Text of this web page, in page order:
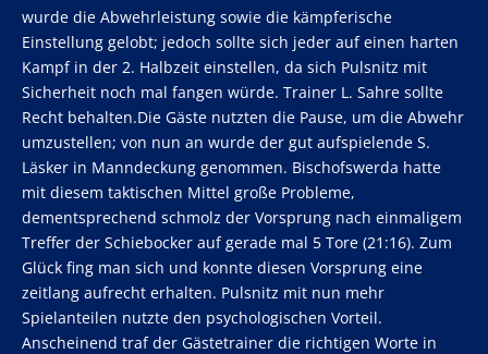
wurde die Abwehrleistung sowie die kämpferische
Einstellung gelobt; jedoch sollte sich jeder auf einen harten
Kampf in der 2. Halbzeit einstellen, da sich Pulsnitz mit
Sicherheit noch mal fangen würde. Trainer L. Sahre sollte
Recht behalten.Die Gäste nutzten die Pause, um die Abwehr
umzustellen; von nun an wurde der gut aufspielende S.
Läsker in Manndeckung genommen. Bischofswerda hatte
mit diesem taktischen Mittel große Probleme,
dementsprechend schmolz der Vorsprung nach einmaligem
Treffer der Schiebocker auf gerade mal 5 Tore (21:16). Zum
Glück fing man sich und konnte diesen Vorsprung eine
zeitlang aufrecht erhalten. Pulsnitz mit nun mehr
Spielanteilen nutzte den psychologischen Vorteil.
Anscheinend traf der Gästetrainer die richtigen Worte in